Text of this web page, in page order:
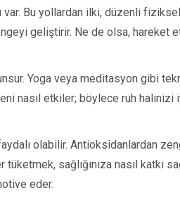
Bu yollardan ilki, düzenli
geliştirir. Ne de olsa, hareket
Yoga veya meditasyon gibi
nasıl etkiler; böylece ruh halinizi
olabilir. Antioksidanlardan
sağlığınıza nasıl katkı
eder.